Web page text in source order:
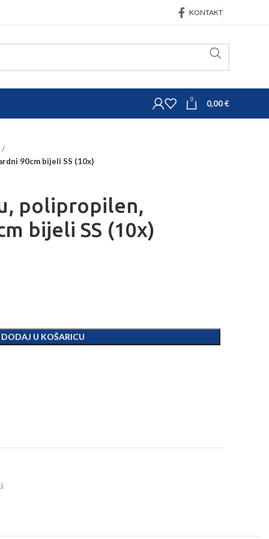
KONTAKT
0 0,00€
90cm bijeli SS (10x)
polipropilen,
bijeli SS (10x)
DODAJ U KOŠARICU